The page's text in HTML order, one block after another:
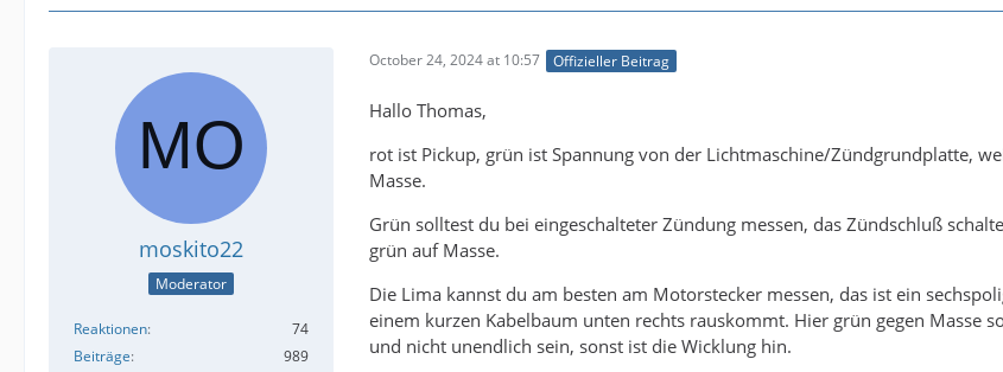
moskito22
Moderator
Reaktionen
74
Beiträge
989
October 24, 2024 at 10:57 Offizieller Beitrag
Hallo Thomas,
rot ist Pickup, grün ist Spannung von der Lichtmaschine/Zündgrundplatte,
Masse.
Grün solltest du bei eingeschalteter Zündung messen, das Zündschluß
grün auf Masse.
Die Lima kannst du am besten am Motorstecker messen, das ist ein
einem kurzen Kabelbaum unten rechts rauskommt. Hier grün gegen Masse
und nicht unendlich sein, sonst ist die Wicklung hin.